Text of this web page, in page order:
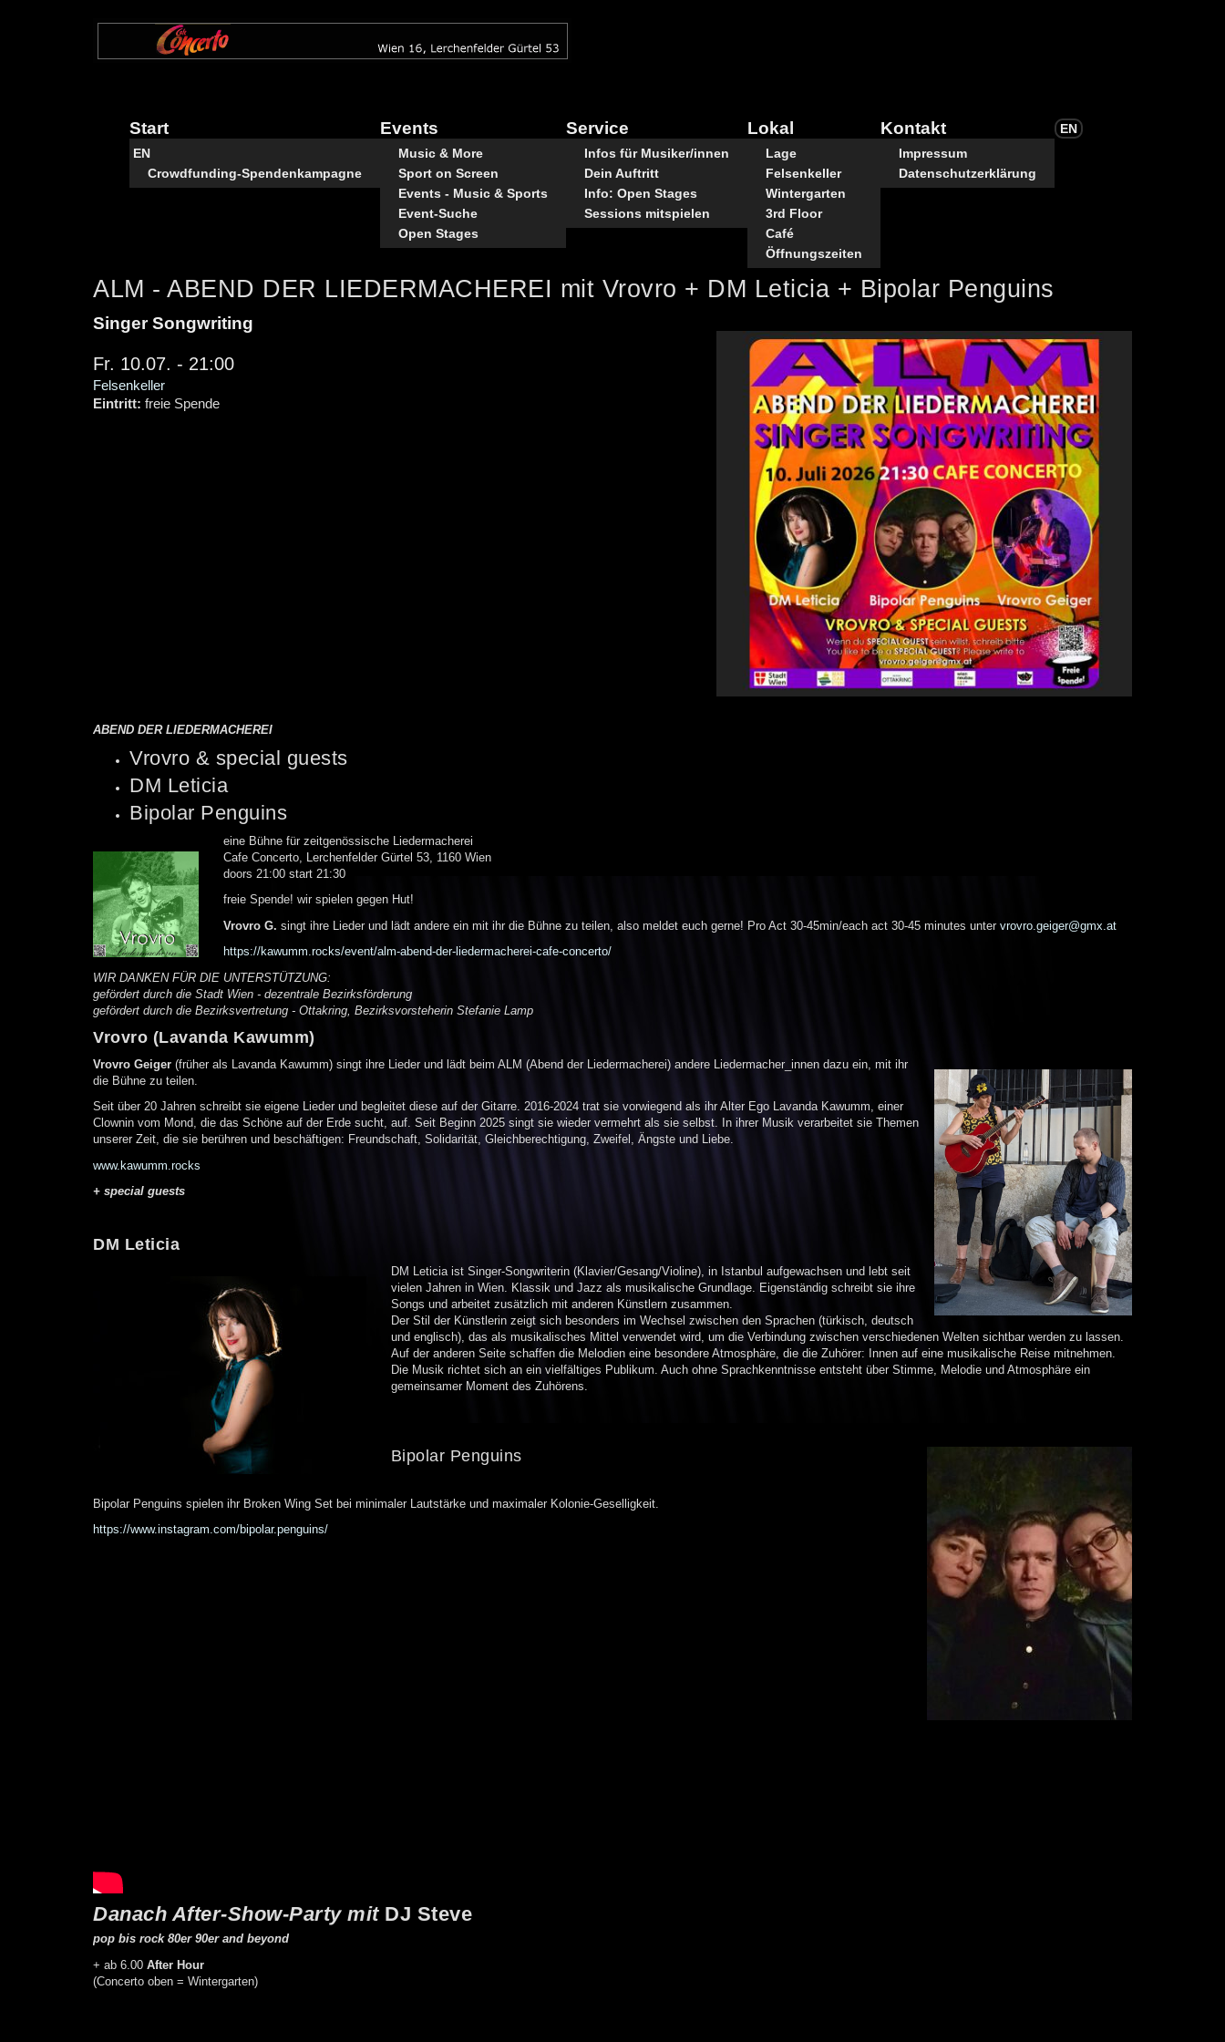
Start
EN
Crowdfunding-Spendenkampagne
Events
Music & More
Sport on Screen
Events - Music & Sports
Event-Suche
Open Stages
Service
Infos für Musiker/innen
Dein Auftritt
Info: Open Stages
Sessions mitspielen
Lokal
Lage
Felsenkeller
Wintergarten
3rd Floor
Café
Öffnungszeiten
Kontakt
Impressum
Datenschutzerklärung
EN
ALM - ABEND DER LIEDERMACHEREI mit Vrovro + DM Leticia + Bipolar Penguins
Singer Songwriting
Fr. 10.07. - 21:00
Felsenkeller
Eintritt: freie Spende
ABEND DER LIEDERMACHEREI
Vrovro & special guests
DM Leticia
Bipolar Penguins
eine Bühne für zeitgenössische Liedermacherei
Cafe Concerto, Lerchenfelder Gürtel 53, 1160 Wien
doors 21:00 start 21:30
freie Spende! wir spielen gegen Hut!
Vrovro G. singt ihre Lieder und lädt andere ein mit ihr die Bühne zu teilen, also meldet euch gerne! Pro Act 30-45min/each act 30-45 minutes unter vrovro.geiger@gmx.at
https://kawumm.rocks/event/alm-abend-der-liedermacherei-cafe-concerto/
WIR DANKEN FÜR DIE UNTERSTÜTZUNG:
gefördert durch die Stadt Wien - dezentrale Bezirksförderung
gefördert durch die Bezirksvertretung - Ottakring, Bezirksvorsteherin Stefanie Lamp
Vrovro (Lavanda Kawumm)
Vrovro Geiger (früher als Lavanda Kawumm) singt ihre Lieder und lädt beim ALM (Abend der Liedermacherei) andere Liedermacher_innen dazu ein, mit ihr
die Bühne zu teilen.
Seit über 20 Jahren schreibt sie eigene Lieder und begleitet diese auf der Gitarre. 2016-2024 trat sie vorwiegend als ihr Alter Ego Lavanda Kawumm, einer
Clownin vom Mond, die das Schöne auf der Erde sucht, auf. Seit Beginn 2025 singt sie wieder vermehrt als sie selbst. In ihrer Musik verarbeitet sie Themen
unserer Zeit, die sie berühren und beschäftigen: Freundschaft, Solidarität, Gleichberechtigung, Zweifel, Ängste und Liebe.
www.kawumm.rocks
+ special guests
DM Leticia
DM Leticia ist Singer-Songwriterin (Klavier/Gesang/Violine), in Istanbul aufgewachsen und lebt seit
vielen Jahren in Wien. Klassik und Jazz als musikalische Grundlage. Eigenständig schreibt sie ihre
Songs und arbeitet zusätzlich mit anderen Künstlern zusammen.
Der Stil der Künstlerin zeigt sich besonders im Wechsel zwischen den Sprachen (türkisch, deutsch
und englisch), das als musikalisches Mittel verwendet wird, um die Verbindung zwischen verschiedenen Welten sichtbar werden zu lassen.
Auf der anderen Seite schaffen die Melodien eine besondere Atmosphäre, die die Zuhörer: Innen auf eine musikalische Reise mitnehmen.
Die Musik richtet sich an ein vielfältiges Publikum. Auch ohne Sprachkenntnisse entsteht über Stimme, Melodie und Atmosphäre ein
gemeinsamer Moment des Zuhörens.
Bipolar Penguins
Bipolar Penguins spielen ihr Broken Wing Set bei minimaler Lautstärke und maximaler Kolonie-Geselligkeit.
https://www.instagram.com/bipolar.penguins/
Danach After-Show-Party mitDJ Steve
pop bis rock 80er 90er and beyond
+ ab 6.00 After Hour
(Concerto oben = Wintergarten)